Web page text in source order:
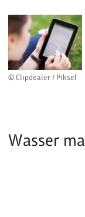
© Clipdealer / Piksel
Wasser